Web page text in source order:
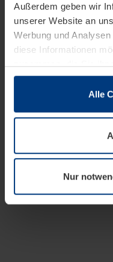
Außerdem geben wir
unserer Website an
Werbung und
diese Informationen
zusammen, die Sie
sie im Rahmen Ihrer
wenn diese für den
notwendig sind. Für
wir Ihre Erlaubnis. Ihre
Datenschutzerklärung
widerrufen.
Alle
Nur